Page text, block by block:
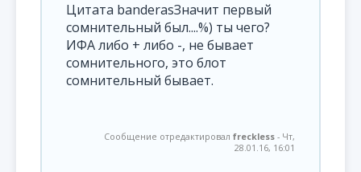
Цитата banderasЗначит первый
сомнительный был....%) ты чего?
ИФА либо + либо -, не бывает
сомнительного, это блот
сомнительный бывает.
Сообщение отредактировал freckless - Чт,
28.01.16, 16:01